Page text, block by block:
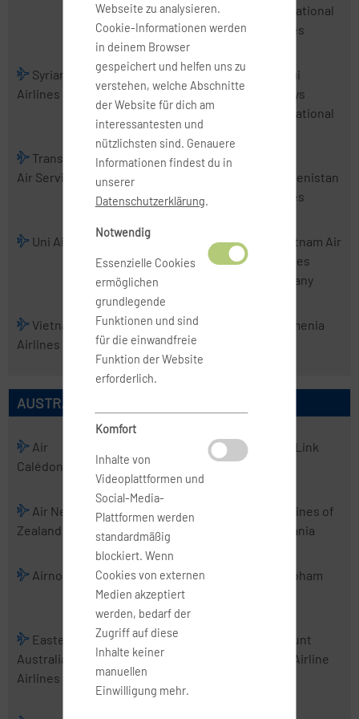
Airlines
International
Airlines
Syrian Arab
Airlines
Tajik Air
Thai
AirAsia
Thai
Airways
International
TransNusa
Air Services
Tri-MG Intra
Asia Airlines
Trigana Air
Turkmenistan
Airlines
Uni Air
Uzbekistan
Airways
VietJet Air
Vietnam Air
Services
Company
Vietnam
Airlines
Wings
Abadi Airlines
Xpressair Yemenia
AUSTRALISCHE AIRLINES
Air
Calédonie
Chathams
Air Kiribati Air Link
Air New
Zealand
Air Vanuatu
Airlines of
Tasmania
Airnorth Airwork
Alliance
Airlines
Cobham
Eastern
Australia
Airlines
Fiji Airways
Mount
Cook Airline
Webseite zu analysieren.
Cookie-Informationen werden
in deinem Browser
gespeichert und helfen uns zu
verstehen, welche Abschnitte
der Website für dich am
interessantesten und
nützlichsten sind. Genauere
Informationen findest du in
unserer
Datenschutzerklärung.
Notwendig
Essenzielle Cookies
ermöglichen
grundlegende
Funktionen und sind
für die einwandfreie
Funktion der Website
erforderlich.
Komfort
Inhalte von
Videoplattformen und
Social-Media-
Plattformen werden
standardmäßig
blockiert. Wenn
Cookies von externen
Medien akzeptiert
werden, bedarf der
Zugriff auf diese
Inhalte keiner
manuellen
Einwilligung mehr.